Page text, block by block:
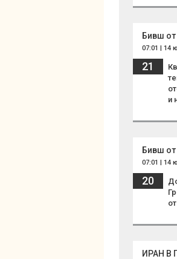
Бивш
07:01 | 14
21
и
Бивш
07:01 | 14
20
ИРАН В